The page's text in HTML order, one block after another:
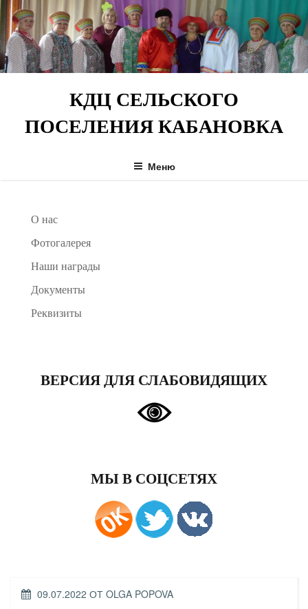
Перейти
к
содержимому
КДЦ СЕЛЬСКОГО
ПОСЕЛЕНИЯ КАБАНОВКА
Меню
О нас
Фотогалерея
Наши награды
Документы
Реквизиты
ВЕРСИЯ ДЛЯ СЛАБОВИДЯЩИХ
МЫ В СОЦСЕТЯХ
ОПУБЛИКОВАНО
09.07.2022 ОТ OLGA POPOVA